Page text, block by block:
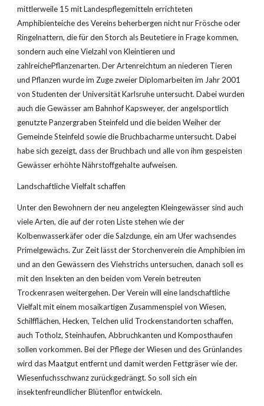
mittlerweile 15 mit Landespflegemitteln errichteten
Amphibienteiche des Vereins beherbergen nicht nur Frösche oder
Ringelnattern, die für den Storch als Beutetiere in Frage kommen,
sondern auch eine Vielzahl von Kleintieren und
zahlreichePflanzenarten. Der Artenreichtum an niederen Tieren
und Pflanzen wurde im Zuge zweier Diplomarbeiten im Jahr 2001
von Studenten der Universität Karlsruhe untersucht. Dabei wurden
auch die Gewässer am Bahnhof Kapsweyer, der angelsportlich
genutzte Panzergraben Steinfeld und die beiden Weiher der
Gemeinde Steinfeld sowie die Bruchbacharme untersucht. Dabei
habe sich gezeigt, dass der Bruchbach und alle von ihm gespeisten
Gewässer erhöhte Nährstoffgehalte aufweisen.
Landschaftliche Vielfalt schaffen
Unter den Bewohnern der neu angelegten Kleingewässer sind auch
viele Arten, die auf der roten Liste stehen wie der
Kolbenwasserkäfer oder die Salzdunge, ein am Ufer wachsendes
Primelgewächs. Zur Zeit lässt der Storchenverein die Amphibien im
und an den Gewässern des Viehstrichs untersuchen, danach soll es
mit den Insekten an den beiden vom Verein betreuten
Trockenrasen weitergehen. Der Verein will eine landschaftliche
Vielfalt mit einem mosaikartigen Zusammenspiel von Wiesen,
Schilfflächen, Hecken, TeIchen uIid Trockenstandorten schaffen,
auch Totholz, Steinhaufen, Abbruchkanten und Komposthaufen
sollen vorkommen. Bei der Pflege der Wiesen und des Grünlandes
wird das Maatgut entfernt und damit werden Fettgräser wie der.
Wiesenfuchsschwanz zurückgedrängt. So soll sich ein
insektenfreundlicher Blütenflor entwickeln.